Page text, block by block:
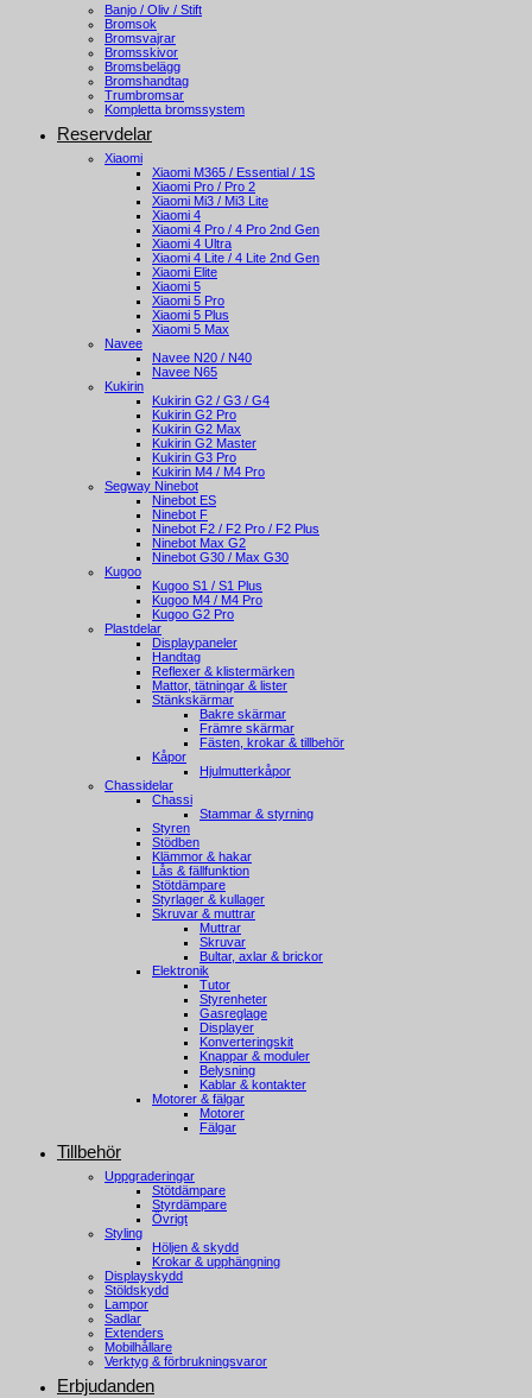
Banjo / Oliv / Stift
Bromsok
Bromsvajrar
Bromsskivor
Bromsbelägg
Bromshandtag
Trumbromsar
Kompletta bromssystem
Reservdelar
Xiaomi
Xiaomi M365 / Essential / 1S
Xiaomi Pro / Pro 2
Xiaomi Mi3 / Mi3 Lite
Xiaomi 4
Xiaomi 4 Pro / 4 Pro 2nd Gen
Xiaomi 4 Ultra
Xiaomi 4 Lite / 4 Lite 2nd Gen
Xiaomi Elite
Xiaomi 5
Xiaomi 5 Pro
Xiaomi 5 Plus
Xiaomi 5 Max
Navee
Navee N20 / N40
Navee N65
Kukirin
Kukirin G2 / G3 / G4
Kukirin G2 Pro
Kukirin G2 Max
Kukirin G2 Master
Kukirin G3 Pro
Kukirin M4 / M4 Pro
Segway Ninebot
Ninebot ES
Ninebot F
Ninebot F2 / F2 Pro / F2 Plus
Ninebot Max G2
Ninebot G30 / Max G30
Kugoo
Kugoo S1 / S1 Plus
Kugoo M4 / M4 Pro
Kugoo G2 Pro
Plastdelar
Displaypaneler
Handtag
Reflexer & klistermärken
Mattor, tätningar & lister
Stänkskärmar
Bakre skärmar
Främre skärmar
Fästen, krokar & tillbehör
Kåpor
Hjulmutterkåpor
Chassidelar
Chassi
Stammar & styrning
Styren
Stödben
Klämmor & hakar
Lås & fällfunktion
Stötdämpare
Styrlager & kullager
Skruvar & muttrar
Muttrar
Skruvar
Bultar, axlar & brickor
Elektronik
Tutor
Styrenheter
Gasreglage
Displayer
Konverteringskit
Knappar & moduler
Belysning
Kablar & kontakter
Motorer & fälgar
Motorer
Fälgar
Tillbehör
Uppgraderingar
Stötdämpare
Styrdämpare
Övrigt
Styling
Höljen & skydd
Krokar & upphängning
Displayskydd
Stöldskydd
Lampor
Sadlar
Extenders
Mobilhållare
Verktyg & förbrukningsvaror
Erbjudanden